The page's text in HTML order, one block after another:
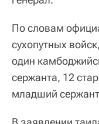
По словам
сухопутных
один
сержанта, 12
младший